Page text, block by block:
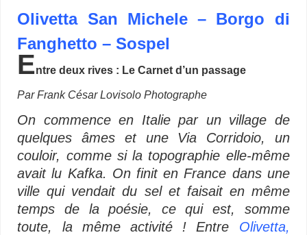
Olivetta San Michele – Borgo di
Fanghetto – Sospel
Entre deux rives : Le Carnet d’un passage
Par Frank César Lovisolo Photographe
On commence en Italie par un village de
quelques âmes et une Via Corridoio, un
couloir, comme si la topographie elle-même
avait lu Kafka. On finit en France dans une
ville qui vendait du sel et faisait en même
temps de la poésie, ce qui est, somme
toute, la même activité ! Entre Olivetta,